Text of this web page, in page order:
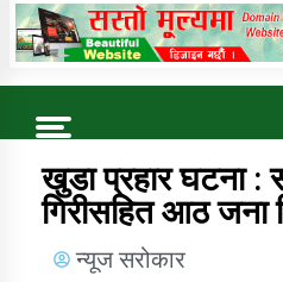
Online News Portal
Trending Now
कुषि बिकास
खुडा प्रहार घटना :
गिरीसहित आठ जना
न्यूज सरोकार